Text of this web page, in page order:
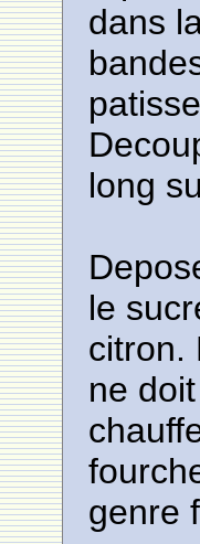
dans
long
le
citron.
ne
genre